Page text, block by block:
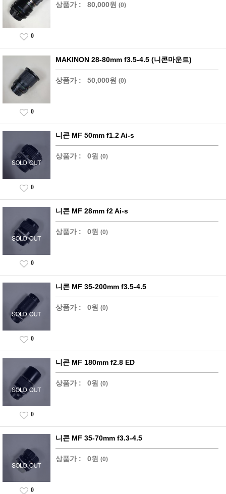
상품가 : 80,000원 (0)
0
MAKINON 28-80mm f3.5-4.5 (니콘마운트)
상품가 : 50,000원 (0)
0
니콘 MF 50mm f1.2 Ai-s
상품가 : 0원 (0)
0
니콘 MF 28mm f2 Ai-s
상품가 : 0원 (0)
0
니콘 MF 35-200mm f3.5-4.5
상품가 : 0원 (0)
0
니콘 MF 180mm f2.8 ED
상품가 : 0원 (0)
0
니콘 MF 35-70mm f3.3-4.5
상품가 : 0원 (0)
0